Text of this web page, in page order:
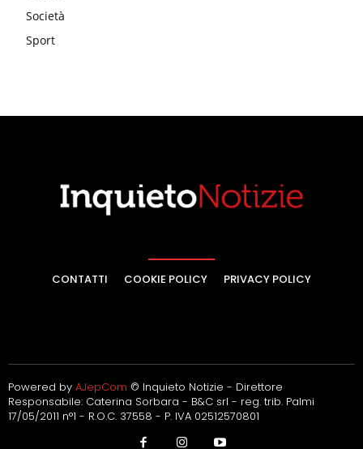
Società
Sport
CONTATTI COOKIE POLICY PRIVACY POLICY
Powered by AJepCom © Inquieto Notizie - Direttore
Responsabile: Caterina Sorbara - B&C srl - reg. trib. Palmi
17/05/2011 n°1 - R.O.C. 37558 - P. IVA 02512570801